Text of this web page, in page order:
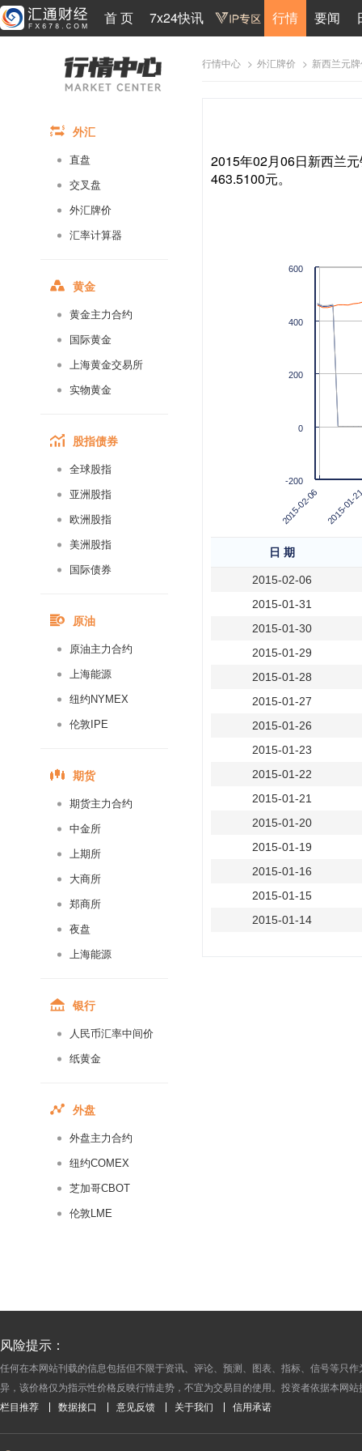
首 页 7x24快讯 行情 要闻
外汇
直盘
交叉盘
外汇牌价
汇率计算器
黄金
黄金主力合约
国际黄金
上海黄金交易所
实物黄金
股指债券
全球股指
亚洲股指
欧洲股指
美洲股指
国际债券
原油
原油主力合约
上海能源
纽约NYMEX
伦敦IPE
期货
期货主力合约
中金所
上期所
大商所
郑商所
夜盘
上海能源
银行
人民币汇率中间价
纸黄金
外盘
外盘主力合约
纽约COMEX
芝加哥CBOT
伦敦LME
行情中心 > 外汇牌价 > 新西兰元
2015年02月06日新西兰
463.5100元。
2015-02-06 2015-
0
200
400
600
-200
日 期
2015-02-06
2015-01-31
2015-01-30
2015-01-29
2015-01-28
2015-01-27
2015-01-26
2015-01-23
2015-01-22
2015-01-21
2015-01-20
2015-01-19
2015-01-16
2015-01-15
2015-01-14
2014-12-19
2014-12-16
2014-12-15
风险提示：
任何在本网站刊载的信息包括但不限于资讯、评论、预测、图表、指标、信号等只
异，该价格仅为指示性价格反映行情走势，不宜为交易目的使用。投资者依据本网
栏目推荐 数据接口 意见反馈 关于我们 信用承诺